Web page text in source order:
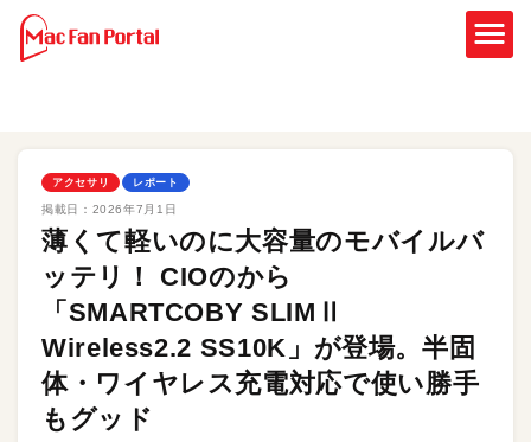
アクセサリ レポート
掲載日： 2026年7月1日
薄くて軽いのに大容量のモバイルバ
ッテリ！ CIOのから
「SMARTCOBY SLIMⅡ
Wireless2.2 SS10K」が登場。半固
体・ワイヤレス充電対応で使い勝手
もグッド